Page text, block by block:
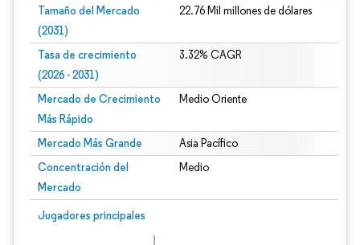
Tamaño del Mercado
(2031)
22.76 Mil millones de dólares
Tasa de crecimiento
(2026 - 2031)
3.32% CAGR
Mercado de Crecimiento
Más Rápido
Medio Oriente
Mercado Más Grande Asia Pacífico
Concentración del
Mercado
Medio
Jugadores principales
Imagen © Mordor Intelligence. El uso requiere atribución según CC BY 4.0.